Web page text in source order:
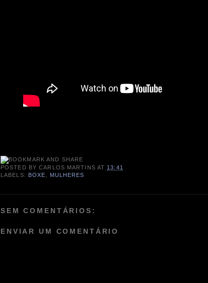
POSTED BYCARLOS MARTINS AT 13:41
LABELS:
BOXE MULHERES
SEM COMENTÁRIOS:
ENVIAR UM COMENTÁRIO